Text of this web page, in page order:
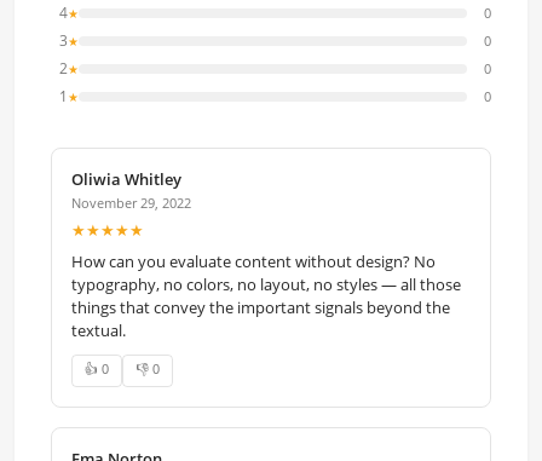
4★ 0
3★ 0
2★ 0
1 ★ 0
Oliwia Whitley
November 29, 2022
★★★★★
How can you evaluate content without design? No
typography, no colors, no layout, no styles — all those
things that convey the important signals beyond the
textual.
👍 0 👎 0